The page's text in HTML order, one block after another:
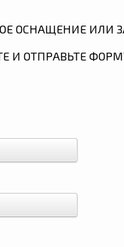
ОСНАЩЕНИЕ ИЛИ
И ОТПРАВЬТЕ